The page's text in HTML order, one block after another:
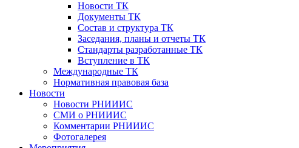
Новости ТК
Документы ТК
Cостав и структура ТК
Заседания, планы и отчеты ТК
Стандарты разработанные ТК
Вступление в ТК
Международные ТК
Нормативная правовая база
Новости
Новости РНИИИС
СМИ о РНИИИС
Комментарии РНИИИС
Фотогалерея